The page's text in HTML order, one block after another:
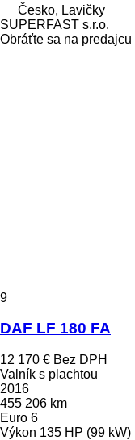
Česko, Lavičky
SUPERFAST s.r.o.
Obráťte sa na predajcu
9
DAF LF 180 FA
12 170 € Bez DPH
Valník s plachtou
2016
455 206 km
Euro 6
Výkon 135 HP (99 kW)